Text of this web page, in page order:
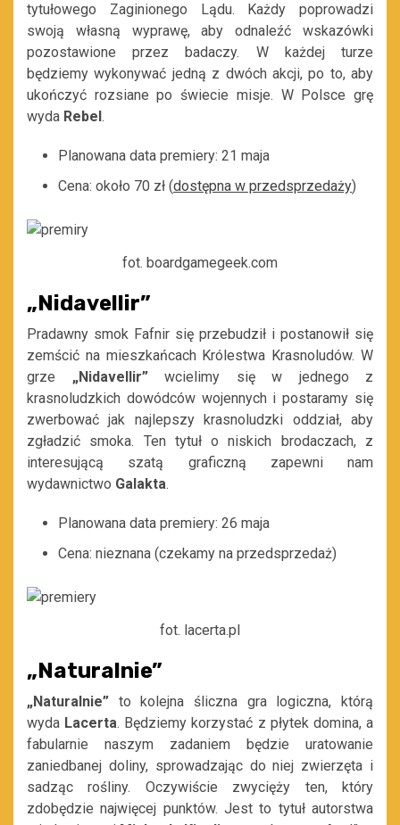
tytułowego Zaginionego Lądu. Każdy poprowadzi
swoją własną wyprawę, aby odnaleźć wskazówki
pozostawione przez badaczy. W każdej turze
będziemy wykonywać jedną z dwóch akcji, po to, aby
ukończyć rozsiane po świecie misje. W Polsce grę
wyda Rebel .
Planowana data premiery: 21 maja
Cena: około 70 zł (dostępna w przedsprzedaży)
fot. boardgamegeek.com
„Nidavellir”
Pradawny smok Fafnir się przebudził i postanowił się
zemścić na mieszkańcach Królestwa Krasnoludów. W
grze „Nidavellir” wcielimy się w jednego z
krasnoludzkich dowódców wojennych i postaramy się
zwerbować jak najlepszy krasnoludzki oddział, aby
zgładzić smoka. Ten tytuł o niskich brodaczach, z
interesującą szatą graficzną zapewni nam
wydawnictwo Galakta.
Planowana data premiery: 26 maja
Cena: nieznana (czekamy na przedsprzedaż)
fot. lacerta.pl
„Naturalnie”
„Naturalnie” to kolejna śliczna gra logiczna, którą
wyda Lacerta. Będziemy korzystać z płytek domina, a
fabularnie naszym zadaniem będzie uratowanie
zaniedbanej doliny, sprowadzając do niej zwierzęta i
sadząc rośliny. Oczywiście zwycięży ten, który
zdobędzie najwięcej punktów. Jest to tytuł autorstwa